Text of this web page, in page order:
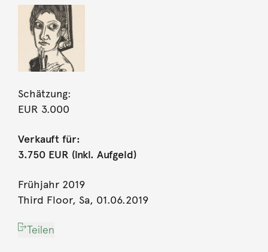
Schätzung:
EUR 3.000
Verkauft für:
3.750 EUR (inkl. Aufgeld)
Frühjahr 2019
Third Floor, Sa, 01.06.2019
Teilen